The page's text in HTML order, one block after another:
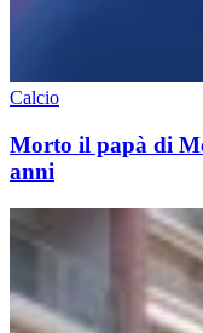
Calcio
Morto il papà di
anni